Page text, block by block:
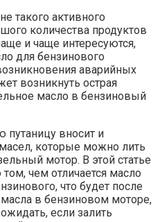
такого активного
количества продуктов
и чаще интересуются,
для бензинового
аварийных
возникнуть острая
масло в бензиновый
путаницу вносит и
которые можно лить
мотор. В этой статье
чем отличается масло
что будет после
в бензиновом моторе,
если залить